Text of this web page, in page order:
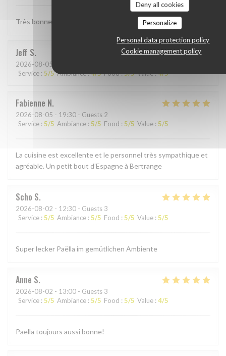
Deny all cookies
Personalize
Personal data protection policy
Cookie management policy
Très bonne Paella, quantité un peu petite . . .
Jeff S
2026-08-05
Service : 5/5 Ambiance:4/5 Food:5/5 Value:4/5
Fabienne N
2026-08-05 - 19:30 - Guests 2
Service : 5/5 Ambiance : 5/5 Food : 5/5 Value : 5/5
La cuisine est excellente et le personnel très sympathique et
agréable. Un petit bout d’Espagne à Bertrange
Scho S
2026-08-02 - 12:30 - Guests 3
Service : 5/5 Ambiance : 5/5 Food : 5/5 Value : 5/5
Super lecker Paëlla im gemütlichen Ambiente
Anne S
2026-08-02 - 13:00 - Guests 3
Service : 5/5 Ambiance : 5/5 Food : 5/5 Value : 4/5
Paella toujours aussi bonne!